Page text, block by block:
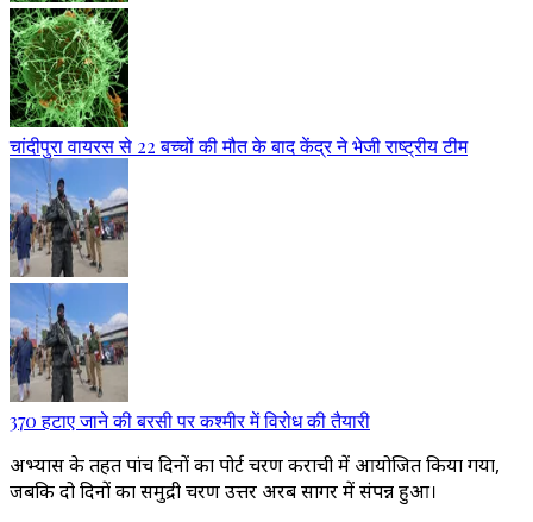
चांदीपुरा वायरस से 22 बच्चों की मौत के बाद केंद्र ने भेजी राष्ट्रीय टीम
370 हटाए जाने की बरसी पर कश्मीर में विरोध की तैयारी
अभ्यास के तहत पांच दिनों का पोर्ट चरण कराची में आयोजित किया गया,
जबकि दो दिनों का समुद्री चरण उत्तर अरब सागर में संपन्न हुआ।